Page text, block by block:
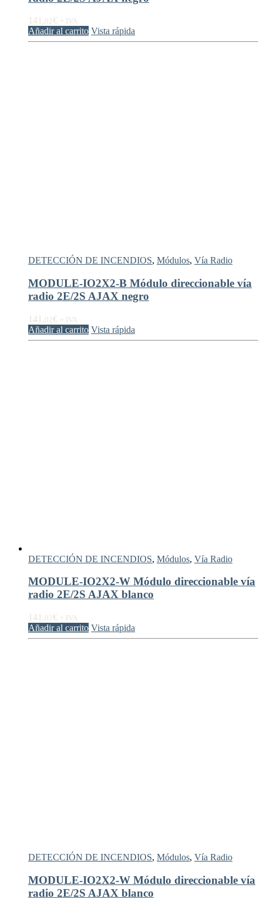
141,02€ + IVA
Añadir al carrito Vista rápida
DETECCIÓN DE INCENDIOS, Módulos, Vía Radio
MODULE-IO2X2-B Módulo direccionable vía
radio 2E/2S AJAX negro
141,02€ + IVA
Añadir al carrito Vista rápida
DETECCIÓN DE INCENDIOS, Módulos, Vía Radio
MODULE-IO2X2-W Módulo direccionable vía
radio 2E/2S AJAX blanco
141,02€ + IVA
Añadir al carrito Vista rápida
DETECCIÓN DE INCENDIOS, Módulos, Vía Radio
MODULE-IO2X2-W Módulo direccionable vía
radio 2E/2S AJAX blanco